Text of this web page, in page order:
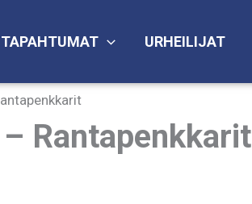
TAPAHTUMAT URHEILIJAT
Rantapenkkarit